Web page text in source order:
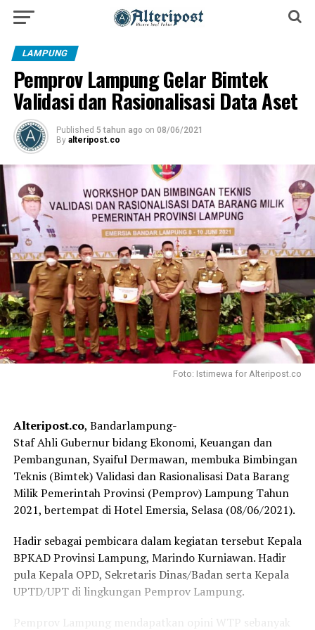
LAMPUNG
Pemprov Lampung Gelar Bimtek
Validasi dan Rasionalisasi Data Aset
Published 5 tahun ago on 08/06/2021
By alteripost.co
Foto: Istimewa for Alteripost.co
Alteripost.co, Bandarlampung-
Staf Ahli Gubernur bidang Ekonomi, Keuangan dan
Pembangunan, Syaiful Dermawan, membuka Bimbingan
Teknis (Bimtek) Validasi dan Rasionalisasi Data Barang
Milik Pemerintah Provinsi (Pemprov) Lampung Tahun
2021, bertempat di Hotel Emersia, Selasa (08/06/2021).
Hadir sebagai pembicara dalam kegiatan tersebut Kepala
BPKAD Provinsi Lampung, Marindo Kurniawan. Hadir
pula Kepala OPD, Sekretaris Dinas/Badan serta Kepala
UPTD/UPT di lingkungan Pemprov Lampung.
Pemprov Lampung mendapatkan opini WTP sebanyak